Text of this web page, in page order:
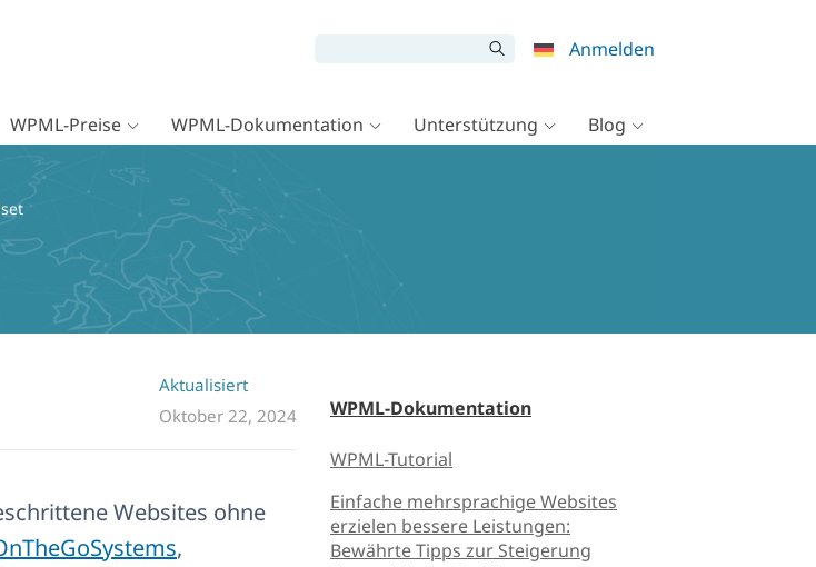
Anmelden
WPML-Preise WPML-Dokumentation Unterstützung Blog
Aktualisiert
Oktober 22, 2024
Websites ohne
,
WPML-Dokumentation
WPML-Tutorial
Einfache mehrsprachige Websites
erzielen bessere Leistungen:
Bewährte Tipps zur Steigerung